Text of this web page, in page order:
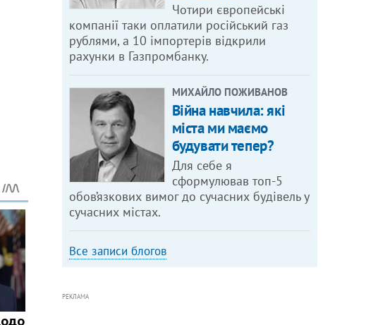
Чотири європейські
компанії таки оплатили російський газ
рублями, а 10 імпортерів відкрили
рахунки в Газпромбанку.
МИХАЙЛО ПОЖИВАНОВ
Війна навчила: які
міста ми маємо
будувати тепер?
Для себе я
сформулював топ-5
обов’язкових вимог до сучасних будівель у
сучасних містах.
Все записи блогов
РЕКЛАМА